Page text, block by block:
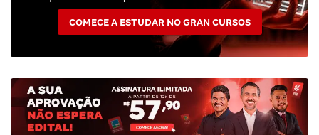
COMECE A ESTUDAR NO GRAN CURSOS